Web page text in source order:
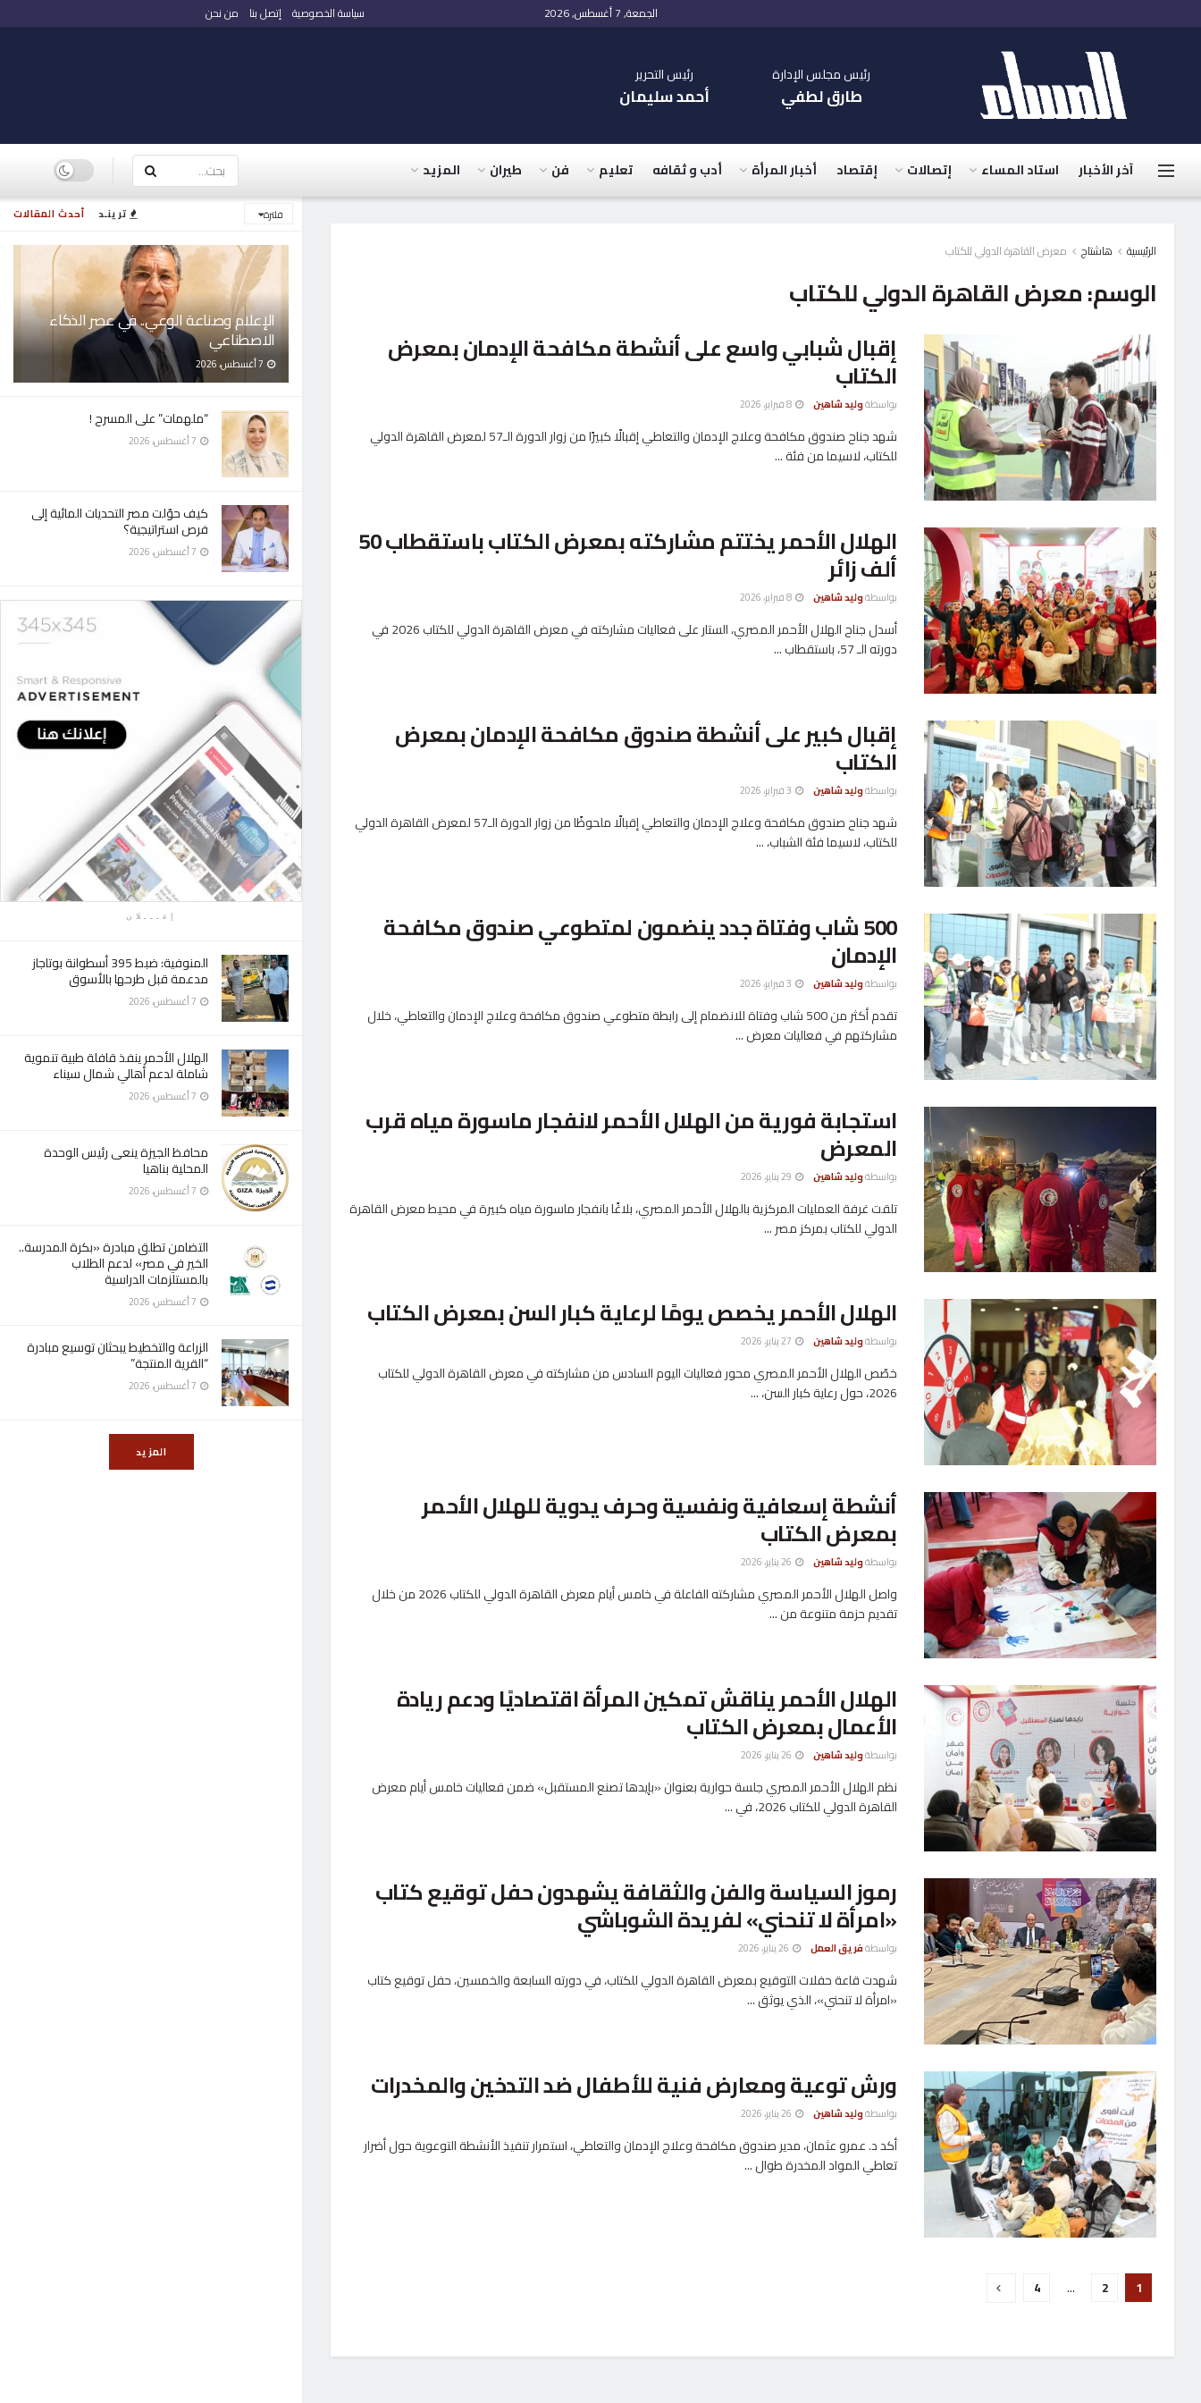
أحدث المقالات ترينـد فلترة
الإعلام وصناعة الوعي.. في عصر الذكاء
الاصطناعي
“ملهمات” على المسرح !
كيف حوّلت مصر التحديات المائية إلى
فرص استراتيجية؟
إعـــلان
المنوفية: ضبط 395 أسطوانة بوتاجاز
مدعمة قبل طرحها بالأسوق
الهلال الأحمر ينفذ قافلة طبية تنموية
شاملة لدعم أهالي شمال سيناء
محافظ الجيزة ينعى رئيس الوحدة
المحلية بناهيا
التضامن تطلق مبادرة «بكرة المدرسة..
الخير في مصر» لدعم الطلاب
بالمستلزمات الدراسية
الزراعة والتخطيط يبحثان توسيع مبادرة
“القرية المنتجة”
المزيد
الجمعة, 7 أغسطس, 2026 سياسة الخصوصية إتصل بنا من نحن
رئيس مجلس الإدارة
طارق لطفي
رئيس التحرير
أحمد سليمان
آخر الأخبار استاد المساء إتصالات إقتصاد أخبار المرأة أدب و ثقافه تعليم فن طيران المزيد
الرئيسية هاشتاج معرض القاهرة الدولي للكتاب
الوسم:معرض القاهرة الدولي للكتاب
إقبال شبابي واسع على أنشطة مكافحة الإدمان بمعرض
الكتاب
بواسطةوليد شاهين
شهد جناح صندوق مكافحة وعلاج الإدمان والتعاطي إقبالًا كبيرًا من زوار الدورة الـ57 لمعرض القاهرة الدولي
للكتاب، لاسيما من فئة ...
الهلال الأحمر يختتم مشاركته بمعرض الكتاب باستقطاب 50
ألف زائر
بواسطةوليد شاهين
أسدل جناح الهلال الأحمر المصري، الستار على فعاليات مشاركته ‏في معرض القاهرة الدولي للكتاب 2026 ‏في
دورته الـ 57، باستقطاب ...
إقبال كبير على أنشطة صندوق مكافحة الإدمان بمعرض
الكتاب
بواسطةوليد شاهين
شهد جناح صندوق مكافحة وعلاج الإدمان والتعاطي إقبالًا ملحوظًا من زوار الدورة الـ57 لمعرض القاهرة الدولي
للكتاب، لاسيما فئة الشباب، ...
500 شاب وفتاة جدد ينضمون لمتطوعي صندوق مكافحة
الإدمان
بواسطةوليد شاهين
تقدم أكثر من 500 شاب وفتاة للانضمام إلى رابطة متطوعي صندوق مكافحة وعلاج الإدمان والتعاطي، خلال
مشاركتهم في فعاليات معرض ...
استجابة فورية من الهلال الأحمر لانفجار ماسورة مياه قرب
المعرض
بواسطةوليد شاهين
تلقت غرفة العمليات المركزية بالهلال الأحمر المصري، بلاغًا بانفجار ماسورة مياه كبيرة في محيط معرض القاهرة
الدولي للكتاب بمركز مصر ...
الهلال الأحمر يخصص يومًا لرعاية كبار السن بمعرض الكتاب
بواسطةوليد شاهين
خصّص الهلال الأحمر المصري محور فعاليات اليوم السادس من مشاركته في معرض القاهرة الدولي للكتاب
2026، حول رعاية كبار السن، ...
أنشطة إسعافية ونفسية وحرف يدوية للهلال الأحمر
بمعرض الكتاب
بواسطةوليد شاهين
واصل الهلال الأحمر المصري مشاركته الفاعلة في خامس أيام معرض القاهرة الدولي للكتاب 2026 من خلال
تقديم حزمة متنوعة من ...
الهلال الأحمر يناقش تمكين المرأة اقتصاديًا ودعم ريادة
الأعمال بمعرض الكتاب
بواسطةوليد شاهين
نظم الهلال الأحمر المصري جلسة حوارية بعنوان «بإيدها تصنع المستقبل» ضمن فعاليات خامس أيام معرض
القاهرة الدولي للكتاب 2026، في ...
رموز السياسة والفن والثقافة يشهدون حفل توقيع كتاب
«امرأة لا تنحني» لفريدة الشوباشي
بواسطةفريق العمل
شهدت قاعة حفلات التوقيع بمعرض القاهرة الدولي للكتاب، في دورته السابعة والخمسين، حفل توقيع كتاب
«امرأة لا تنحني»، الذي يوثق ...
ورش توعية ومعارض فنية للأطفال ضد التدخين والمخدرات
بواسطةوليد شاهين
أكد د. عمرو عثمان، مدير صندوق مكافحة وعلاج الإدمان والتعاطي، استمرار تنفيذ الأنشطة التوعوية حول أضرار
تعاطي المواد المخدرة طوال ...
1
2
…
4